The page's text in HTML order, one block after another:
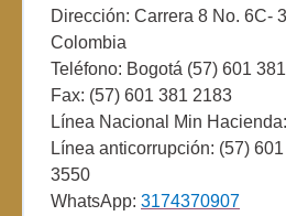
Dirección: Carrera 8 No. 6C-
Colombia
Teléfono: Bogotá (57) 601
Fax: (57) 601 381 2183
Línea Nacional Min
Línea anticorrupción: (57)
3550
WhatsApp: 3174370907